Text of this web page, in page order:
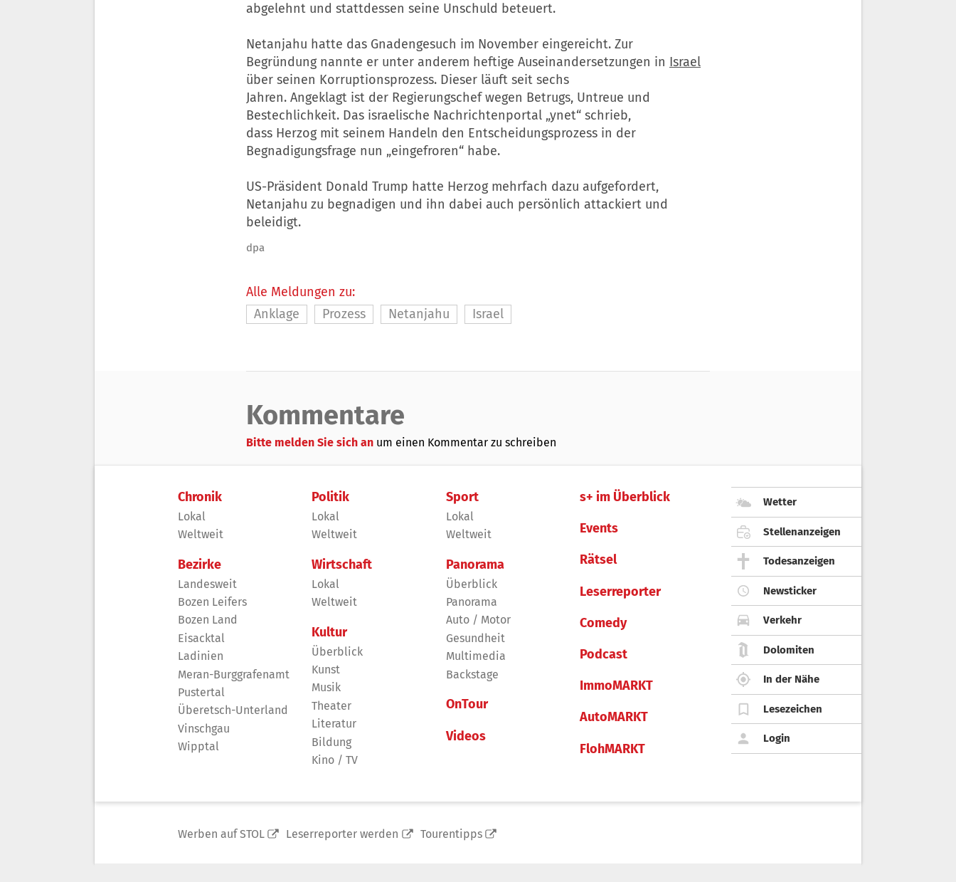
abgelehnt und stattdessen seine Unschuld beteuert.
Netanjahu hatte das Gnadengesuch im November eingereicht. Zur
Begründung nannte er unter anderem heftige Auseinandersetzungen in Israel
über seinen Korruptionsprozess. Dieser läuft seit sechs
Jahren. Angeklagt ist der Regierungschef wegen Betrugs, Untreue und
Bestechlichkeit. Das israelische Nachrichtenportal „ynet“ schrieb,
dass Herzog mit seinem Handeln den Entscheidungsprozess in der
Begnadigungsfrage nun „eingefroren“ habe.
US-Präsident Donald Trump hatte Herzog mehrfach dazu aufgefordert,
Netanjahu zu begnadigen und ihn dabei auch persönlich attackiert und
beleidigt.
dpa
Alle Meldungen zu:
Anklage
Prozess Netanjahu Israel
Kommentare
Bitte melden Sie sich an um einen Kommentar zu schreiben
Chronik
Lokal
Weltweit
Bezirke
Landesweit
Bozen Leifers
Bozen Land
Eisacktal
Ladinien
Meran-Burggrafenamt
Pustertal
Überetsch-Unterland
Vinschgau
Wipptal
Politik
Lokal
Weltweit
Wirtschaft
Lokal
Weltweit
Kultur
Überblick
Kunst
Musik
Theater
Literatur
Bildung
Kino / TV
Sport
Lokal
Weltweit
Panorama
Überblick
Panorama
Auto / Motor
Gesundheit
Multimedia
Backstage
OnTour
Videos
s+ im Überblick
Events
Rätsel
Leserreporter
Comedy
Podcast
ImmoMARKT
AutoMARKT
FlohMARKT
Wetter
Stellenanzeigen
Todesanzeigen
Newsticker
Verkehr
Dolomiten
In der Nähe
Lesezeichen
Login
Werben auf STOL Leserreporter werden Tourentipps